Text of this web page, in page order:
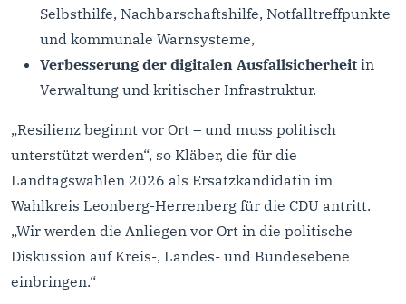
Selbsthilfe, Nachbarschaftshilfe, Notfalltreffpunkte
und kommunale Warnsysteme,
Verbesserung der digitalen Ausfallsicherheit in
Verwaltung und kritischer Infrastruktur.
„Resilienz beginnt vor Ort – und muss politisch
unterstützt werden“, so Kläber, die für die
Landtagswahlen 2026 als Ersatzkandidatin im
Wahlkreis Leonberg-Herrenberg für die CDU antritt.
„Wir werden die Anliegen vor Ort in die politische
Diskussion auf Kreis-, Landes- und Bundesebene
einbringen.“